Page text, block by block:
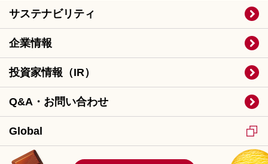
サステナビリティ
企業情報
投資家情報（IR）
Q&A・お問い合わせ
Global